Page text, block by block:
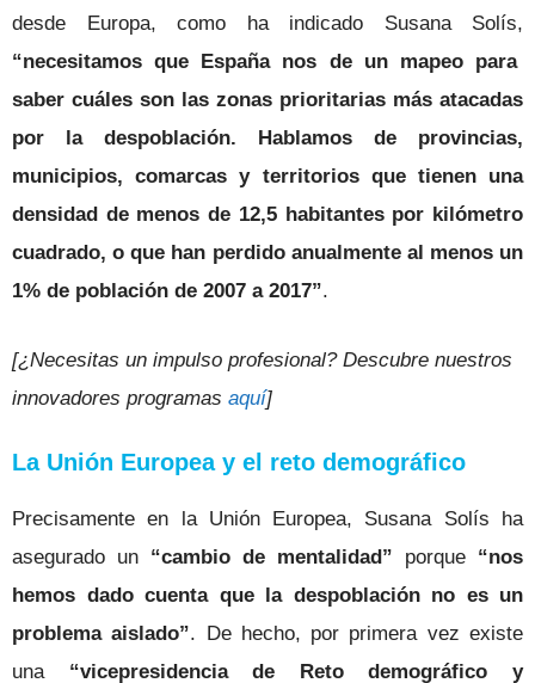
desde Europa, como ha indicado Susana Solís,
“necesitamos que España nos de un mapeo para
saber cuáles son las zonas prioritarias más atacadas
por la despoblación. Hablamos de provincias,
municipios, comarcas y territorios que tienen una
densidad de menos de 12,5 habitantes por kilómetro
cuadrado, o que han perdido anualmente al menos un
1% de población de 2007 a 2017”.
[¿Necesitas un impulso profesional? Descubre nuestros
innovadores programas aquí]
La Unión Europea y el reto demográfico
Precisamente en la Unión Europea, Susana Solís ha
asegurado un “cambio de mentalidad” porque “nos
hemos dado cuenta que la despoblación no es un
problema aislado”. De hecho, por primera vez existe
una “vicepresidencia de Reto demográfico y